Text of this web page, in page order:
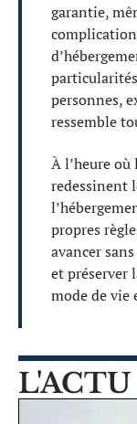
garantie,
personnes,
ressemble
À l’heure
redessinent
propres
avancer
et préserver
mode de